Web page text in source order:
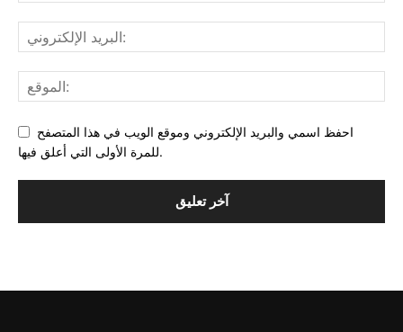
احفظ اسمي والبريد الإلكتروني وموقع الويب في هذا المتصفح
للمرة الأولى التي أعلق فيها.